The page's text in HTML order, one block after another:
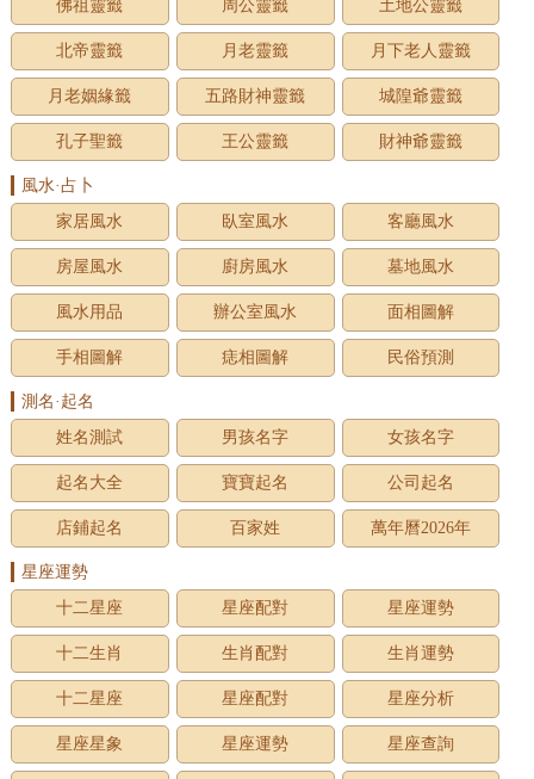
佛祖靈籤 周公靈籤 土地公靈籤
北帝靈籤 月老靈籤 月下老人靈籤
月老姻緣籤 五路財神靈籤 城隍爺靈籤
孔子聖籤 王公靈籤 財神爺靈籤
風水·占卜
家居風水
臥室風水 客廳風水
房屋風水 廚房風水 墓地風水
風水用品 辦公室風水 面相圖解
手相圖解 痣相圖解 民俗預測
測名·起名
姓名測試
男孩名字 女孩名字
起名大全 寶寶起名 公司起名
店鋪起名 百家姓 萬年曆2026年
星座運勢
十二星座
星座配對 星座運勢
十二生肖 生肖配對 生肖運勢
十二星座 星座配對 星座分析
星座星象 星座運勢 星座查詢